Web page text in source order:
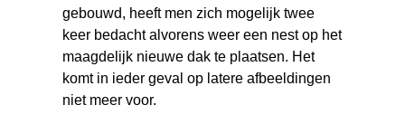
gebouwd, heeft men zich mogelijk twee
keer bedacht alvorens weer een nest op het
maagdelijk nieuwe dak te plaatsen. Het
komt in ieder geval op latere afbeeldingen
niet meer voor.